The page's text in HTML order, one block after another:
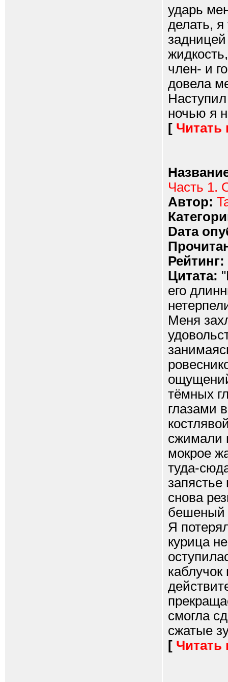
ударь
делать,
член- и
довела
ночью я
[ Читать
Часть 1.
Автор:
Dата
Рейтинг:
Цитата:
его
Меня
тёмных
глазами
сжимали
мокрое
туда-
запястье
снова
бешеный
Я
курица
каблучок
смогла
сжатые
[ Читать